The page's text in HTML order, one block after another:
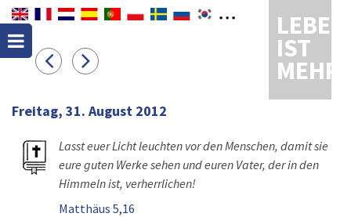
LEBEN
IST
MEHR
Freitag, 31. August 2012
Lasst euer Licht leuchten vor den Menschen, damit sie
eure guten Werke sehen und euren Vater, der in den
Himmeln ist, verherrlichen!
Matthäus 5,16